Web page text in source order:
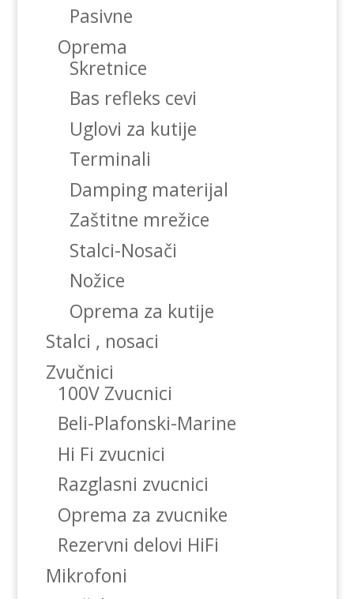
Pasivne
Oprema
Skretnice
Bas refleks cevi
Uglovi za kutije
Terminali
Damping materijal
Zaštitne mrežice
Stalci-Nosači
Nožice
Oprema za kutije
Stalci , nosaci
Zvučnici
100V Zvucnici
Beli-Plafonski-Marine
Hi Fi zvucnici
Razglasni zvucnici
Oprema za zvucnike
Rezervni delovi HiFi
Mikrofoni